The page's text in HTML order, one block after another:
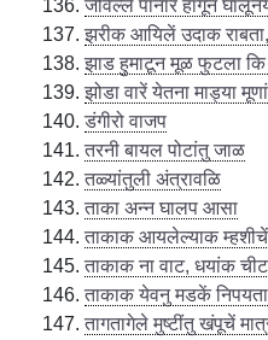
जेविल्ले पानार हागून
झरीक आयिलें उदाक राबता,
झाड हुमाटून मूळ फुटला
झोडा वारें येतना माड्या
डंगीरो वाजप
तरनी बायल पोटांतु जाळ
तळ्यांतुली अंत्रावळि
ताका अन्न घालप आसा
ताकाक आयलेल्याक म्हशीचें
ताकाक ना वाट, धयांक
ताकाक येवनु मडकें निपयता
तागतागेले मुष्टींतु खंपूचें